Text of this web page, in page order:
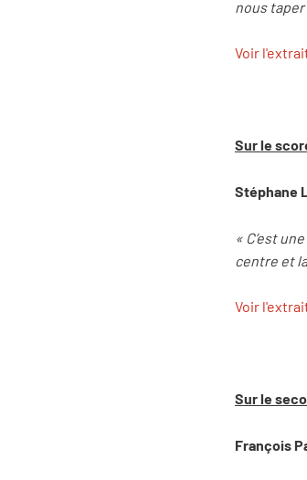
nous
Voir
Sur le
Stéphane
« C’est
centre et
Voir
Sur le
François